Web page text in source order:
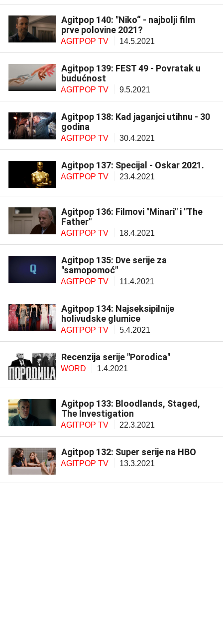
Agitpop 140: "Niko“ - najbolji film
prve polovine 2021?
AGITPOP TV 14.5.2021
Agitpop 139: FEST 49 - Povratak u
budućnost
AGITPOP TV 9.5.2021
Agitpop 138: Kad jaganjci utihnu - 30
godina
AGITPOP TV 30.4.2021
Agitpop 137: Specijal - Oskar 2021.
AGITPOP TV 23.4.2021
Agitpop 136: Filmovi "Minari" i "The
Father"
AGITPOP TV 18.4.2021
Agitpop 135: Dve serije za
"samopomoć"
AGITPOP TV 11.4.2021
Agitpop 134: Najseksipilnije
holivudske glumice
AGITPOP TV 5.4.2021
Recenzija serije "Porodica"
WORD 1.4.2021
Agitpop 133: Bloodlands, Staged,
The Investigation
AGITPOP TV 22.3.2021
Agitpop 132: Super serije na HBO
AGITPOP TV 13.3.2021